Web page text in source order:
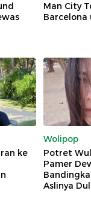
Man City
Barcelona
ke
Wolipop
Potret
Pamer
Aslinya